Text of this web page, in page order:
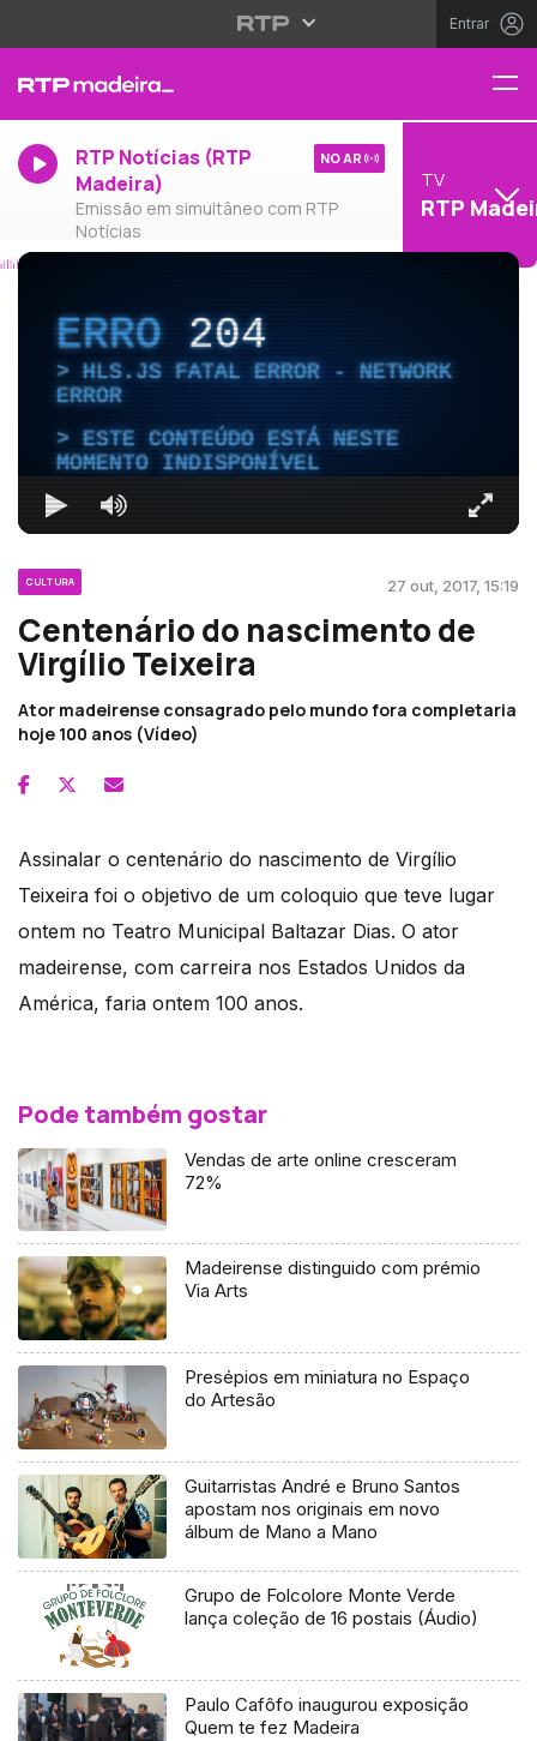
Entrar
RTP Notícias (RTP
Madeira)
Emissão em simultâneo com RTP
Notícias
NO AR
TV
RTP
ERRO204
HLS.JS FATAL ERROR - NETWORK
ERROR
ESTE CONTEÚDO ESTÁ NESTE
MOMENTO INDISPONÍVEL
CULTURA 27 out, 2017, 15:19
Centenário do nascimento de
Virgílio Teixeira
Ator madeirense consagrado pelo mundo fora completaria
hoje 100 anos (Vídeo)
Assinalar o centenário do nascimento de Virgílio
Teixeira foi o objetivo de um coloquio que teve lugar
ontem no Teatro Municipal Baltazar Dias. O ator
madeirense, com carreira nos Estados Unidos da
América, faria ontem 100 anos.
Pode também gostar
Vendas de arte online cresceram
72%
Madeirense distinguido com prémio
Via Arts
Presépios em miniatura no Espaço
do Artesão
Guitarristas André e Bruno Santos
apostam nos originais em novo
álbum de Mano a Mano
Grupo de Folcolore Monte Verde
lança coleção de 16 postais (Áudio)
Paulo Cafôfo inaugurou exposição
Quem te fez Madeira